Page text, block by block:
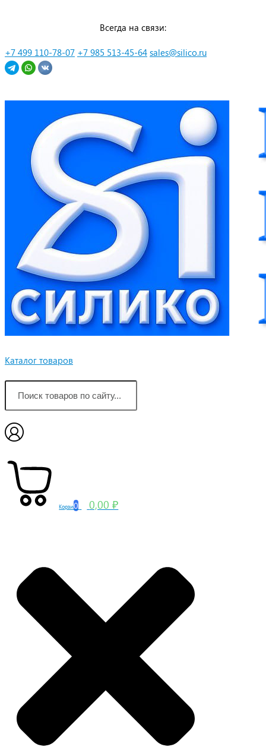
Всегда на связи:
+7 499 110-78-07 +7 985 513-45-64 sales@silico.ru
Каталог товаров
Корзина
0 0,00 ₽